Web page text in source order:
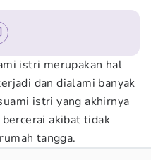
istri merupakan hal
dan dialami banyak
istri yang akhirnya
akibat tidak
tangga.